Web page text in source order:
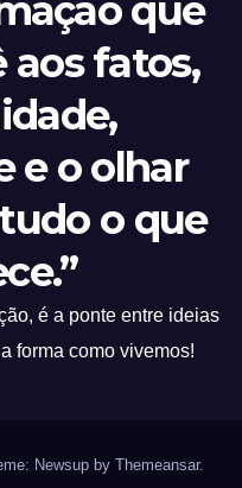
que
aos fatos,
e o olhar
o que
é a ponte entre ideias
forma como vivemos!
Newsup by Themeansar.